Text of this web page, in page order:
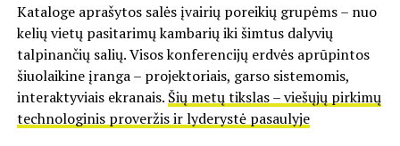
Kataloge aprašytos salės įvairių poreikių grupėms – nuo
kelių vietų pasitarimų kambarių iki šimtus dalyvių
talpinančių salių. Visos konferencijų erdvės aprūpintos
šiuolaikine įranga – projektoriais, garso sistemomis,
interaktyviais ekranais. Šių metų tikslas – viešųjų pirkimų
technologinis proveržis ir lyderystė pasaulyje